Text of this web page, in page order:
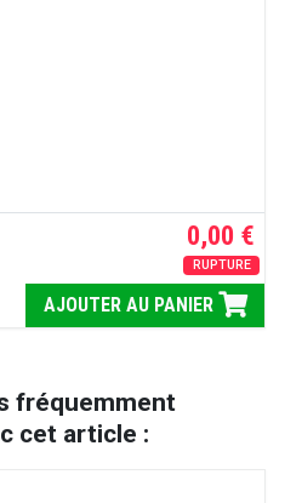
0,00 €
RUPTURE
AJOUTER AU PANIER
fréquemment
cet article :